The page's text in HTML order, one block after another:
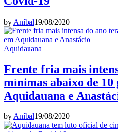
by Aníbal19/08/2020
Aquidauana
Frente fria mais
mínimas abaixo de 10
Aquidauana e
byAníbal19/08/2020